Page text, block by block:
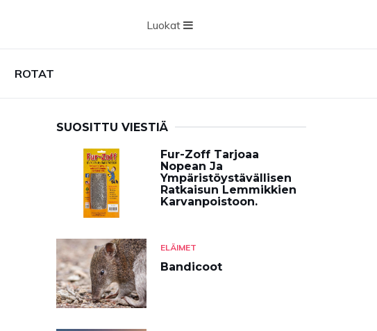
Luokat
ROTAT
SUOSITTU VIESTIÄ
Fur-Zoff Tarjoaa
Nopean Ja
Ympäristöystävällisen
Ratkaisun Lemmikkien
Karvanpoistoon.
ELÄIMET
Bandicoot